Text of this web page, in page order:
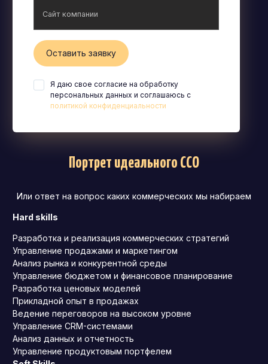
Сайт компании
Оставить заявку
Я даю свое согласие на обработку
персональных данных и соглашаюсь с
политикой конфиденциальности
Портрет идеального CCO
Или ответ на вопрос каких коммерческих мы набираем
Hard skills
Разработка и реализация коммерческих стратегий
Управление продажами и маркетингом
Анализ рынка и конкурентной среды
Управление бюджетом и финансовое планирование
Разработка ценовых моделей
Прикладной опыт в продажах
Ведение переговоров на высоком уровне
Управление CRM-системами
Анализ данных и отчетность
Управление продуктовым портфелем